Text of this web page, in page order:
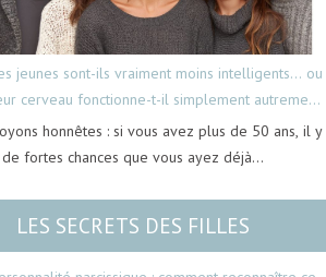
jeunes sont-ils vraiment moins intelligents… ou
cerveau fonctionne-t-il simplement autrement
honnêtes : si vous avez plus de 50 ans, il y
de fortes chances que vous ayez déjà…
LES SECRETS DES FILLES